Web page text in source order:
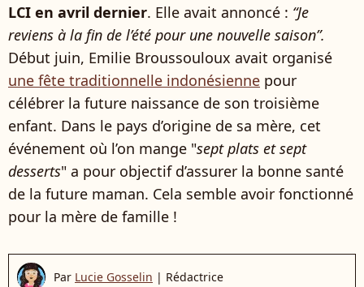
LCI en avril dernier. Elle avait annoncé : “Je
reviens à la fin de l’été pour une nouvelle saison”.
Début juin, Emilie Broussouloux avait organisé
une fête traditionnelle indonésienne pour
célébrer la future naissance de son troisième
enfant. Dans le pays d’origine de sa mère, cet
événement où l’on mange "sept plats et sept
desserts" a pour objectif d’assurer la bonne santé
de la future maman. Cela semble avoir fonctionné
pour la mère de famille !
Par Lucie Gosselin | Rédactrice